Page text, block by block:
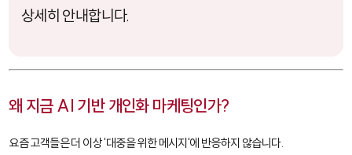
상세히 안내합니다.
왜 지금 AI 기반 개인화 마케팅인가?
요즘 고객들은 더 이상 '대중을 위한 메시지'에 반응하지 않습니다.